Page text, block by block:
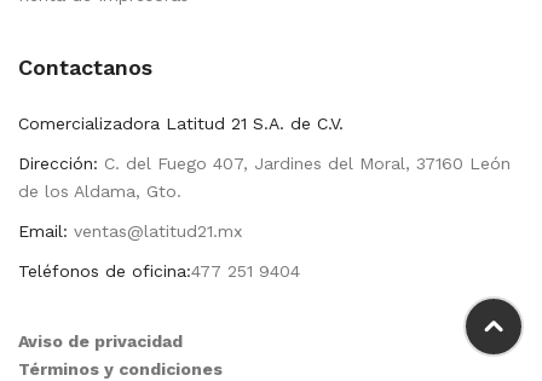
Contactanos
Comercializadora Latitud 21 S.A. de C.V.
Dirección: C. del Fuego 407, Jardines del Moral, 37160 León
de los Aldama, Gto.
Email: ventas@latitud21.mx
Teléfonos de oficina:477 251 9404
Aviso de privacidad
Términos y condiciones